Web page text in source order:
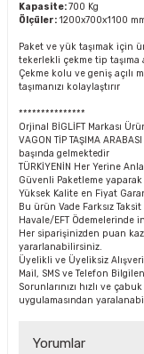
Kapasite:700 Kg
Ölçüler:1200x700x1100
Paket ve yük taşımak için
tekerlekli çekme tip taşıma
Çekme kolu ve geniş açılı
taşımanızı kolaylaştırır
***************
Orjinal BİGLİFT Markası
VAGON TİP TAŞIMA
başında gelmektedir
TÜRKİYENİN Her Yerine
Güvenli Paketleme yaparak
Yüksek Kalite en Fiyat
Bu ürün Vade Farksız
Havale/EFT Ödemelerinde
Her siparişinizden puan
yararlanabilirsiniz.
Üyelikli ve Üyeliksiz
Mail, SMS ve Telefon
Sorunlarınızı hızlı ve
uygulamasından
Yorumlar